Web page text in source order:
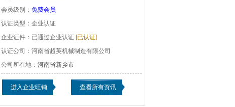
会员级别： 免费会员
认证类型： 企业认证
企业证件： 已通过企业认证 [已认证]
认证公司： 河南省超英机械制造有限公司
公司所在地： 河南省新乡市
进入企业旺铺 查看所有资讯